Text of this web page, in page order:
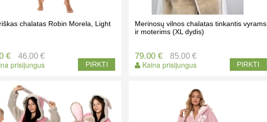
chalatas Robin Morela, Light
€
prisijungus
46.00 €
PIRKTI
Merinosų vilnos chalatas tinkantis vyrams
ir moterims (XL dydis)
79.00 €
Kaina prisijungus
85.00 €
PIRKTI